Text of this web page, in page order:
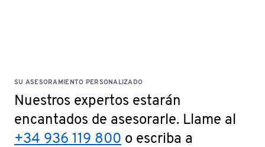
SU ASESORAMIENTO PERSONALIZADO
Nuestros expertos estarán
encantados de asesorarle. Llame al
+34 936 119 800 o escriba a